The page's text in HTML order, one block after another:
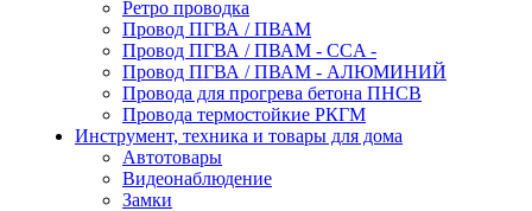
Ретро проводка
Провод ПГВА / ПВАМ
Провод ПГВА / ПВАМ - CCA -
Провод ПГВА / ПВАМ - АЛЮМИНИЙ
Провода для прогрева бетона ПНСВ
Провода термостойкие РКГМ
Инструмент, техника и товары для дома
Автотовары
Видеонаблюдение
Замки